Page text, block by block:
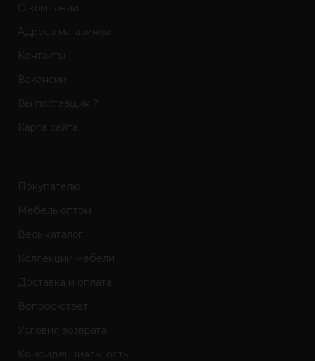
О компании
Адреса магазинов
Контакты
Вакансии
Вы поставщик ?
Карта сайта
Покупателю
Мебель оптом
Весь каталог
Коллекции мебели
Доставка и оплата
Вопрос-ответ
Условия возврата
Конфиденциальность